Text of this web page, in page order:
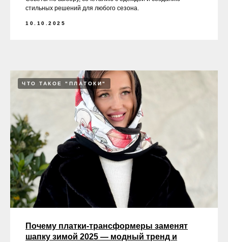
стильных решений для любого сезона.
10.10.2025
ЧТО ТАКОЕ "ПЛАТОКИ"
Почему платки-трансформеры заменят
шапку зимой 2025 — модный тренд и